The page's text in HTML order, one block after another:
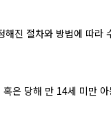
진 절차와 방법에 따라
은 당해 만 14세 미만